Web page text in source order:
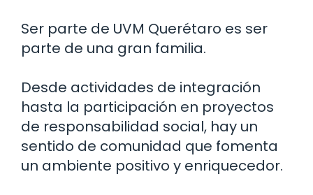
Ser parte de UVM Querétaro es ser
parte de una gran familia.
Desde actividades de integración
hasta la participación en proyectos
de responsabilidad social, hay un
sentido de comunidad que fomenta
un ambiente positivo y enriquecedor.